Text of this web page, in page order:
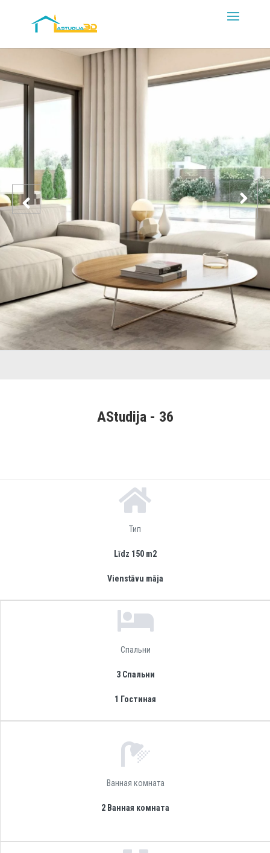
AStudija - 36
Тип
Līdz 150 m2
Vienstāvu māja
Спальни
3 Спальни
1 Гостиная
Ванная комната
2 Ванная комната